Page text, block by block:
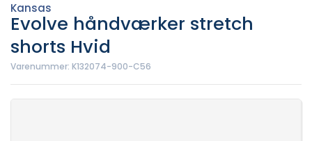
Kansas
Evolve håndværker stretch
shorts Hvid
Varenummer: K132074-900-C56